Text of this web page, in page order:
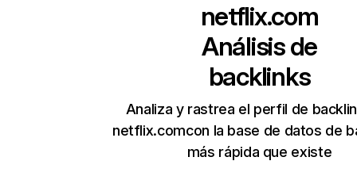
netflix.com
Análisis de
backlinks
Analiza y rastrea el perfil de
netflix.comcon la base de datos de
más rápida que existe